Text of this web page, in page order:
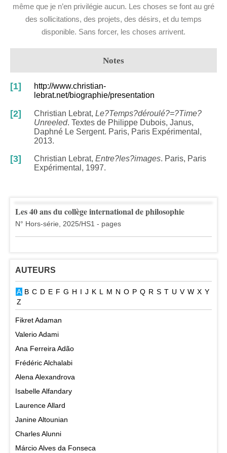
même que je n’en privilégie aucun. Les choses se font au gré
des sollicitations, des projets, des désirs, et du temps
disponible. Sans forcer, les choses arrivent.
Notes
[1]
http://www.christian-
lebrat.net/biographie/presentation
[2] Christian Lebrat, Le?Temps?déroulé?=?Time?
Unreeled. Textes de Philippe Dubois, Janus,
Daphné Le Sergent. Paris, Paris Expérimental,
2013.
[3] Christian Lebrat, Entre?les?images. Paris, Paris
Expérimental, 1997.
Les 40 ans du collège international de philosophie
N° Hors-série, 2025/HS1 - pages
AUTEURS
A B C D E F G H I J K L M N O P Q R S T U V W X Y
Z
Fikret Adaman
Valerio Adami
Ana Ferreira Adão
Frédéric Alchalabi
Alena Alexandrova
Isabelle Alfandary
Laurence Allard
Janine Altounian
Charles Alunni
Márcio Alves da Fonseca